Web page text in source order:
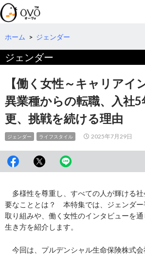
検
索
コ
テ
ツ
へ
ホーム > ジェンダー
ジェンダー
【働く女性～キャリアイ
異業種からの転職、入社
更、挑戦を続ける理由
ジェンダー ライフスタイル 2025年7月29日
多様性を尊重し、すべての人が輝ける
要なこととは？ 本特集では、ジェンダー
取り組みや、働く女性のインタビューを通
生き方を紹介します。
今回は、プルデンシャル生命保険株式